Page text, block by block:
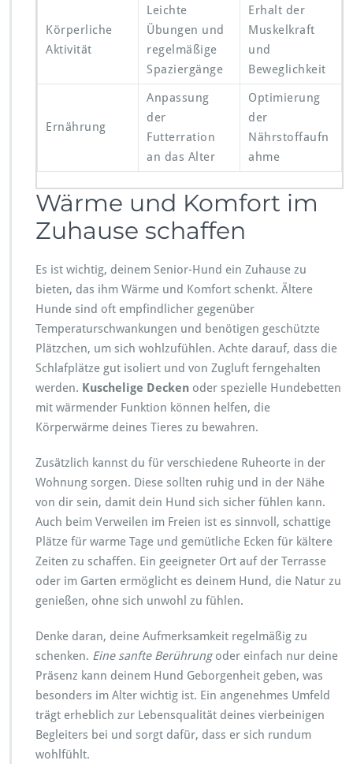
Körperliche
Aktivität
Leichte
Übungen und
regelmäßige
Spaziergänge
Erhalt der
Muskelkraft
und
Beweglichkeit
Ernährung
Anpassung
der
Futterration
an das Alter
Optimierung
der
Nährstoffaufn
ahme
Wärme und Komfort im
Zuhause schaffen
Es ist wichtig, deinem Senior-Hund ein Zuhause zu
bieten, das ihm Wärme und Komfort schenkt. Ältere
Hunde sind oft empfindlicher gegenüber
Temperaturschwankungen und benötigen geschützte
Plätzchen, um sich wohlzufühlen. Achte darauf, dass die
Schlafplätze gut isoliert und von Zugluft ferngehalten
werden. Kuschelige Decken oder spezielle Hundebetten
mit wärmender Funktion können helfen, die
Körperwärme deines Tieres zu bewahren.
Zusätzlich kannst du für verschiedene Ruheorte in der
Wohnung sorgen. Diese sollten ruhig und in der Nähe
von dir sein, damit dein Hund sich sicher fühlen kann.
Auch beim Verweilen im Freien ist es sinnvoll, schattige
Plätze für warme Tage und gemütliche Ecken für kältere
Zeiten zu schaffen. Ein geeigneter Ort auf der Terrasse
oder im Garten ermöglicht es deinem Hund, die Natur zu
genießen, ohne sich unwohl zu fühlen.
Denke daran, deine Aufmerksamkeit regelmäßig zu
schenken. Eine sanfte Berührungoder einfach nur deine
Präsenz kann deinem Hund Geborgenheit geben, was
besonders im Alter wichtig ist. Ein angenehmes Umfeld
trägt erheblich zur Lebensqualität deines vierbeinigen
Begleiters bei und sorgt dafür, dass er sich rundum
wohlfühlt.